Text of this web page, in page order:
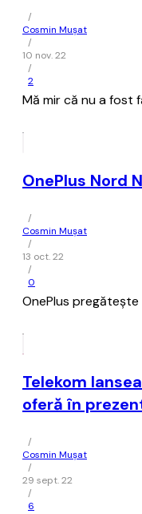
/
Cosmin Mușat
/
10 nov. 22
/
2
Mă mir că nu a fost
OnePlus Nord
/
Cosmin Mușat
/
13 oct. 22
/
0
OnePlus
Telekom
oferă în
/
Cosmin Mușat
/
29 sept. 22
/
6